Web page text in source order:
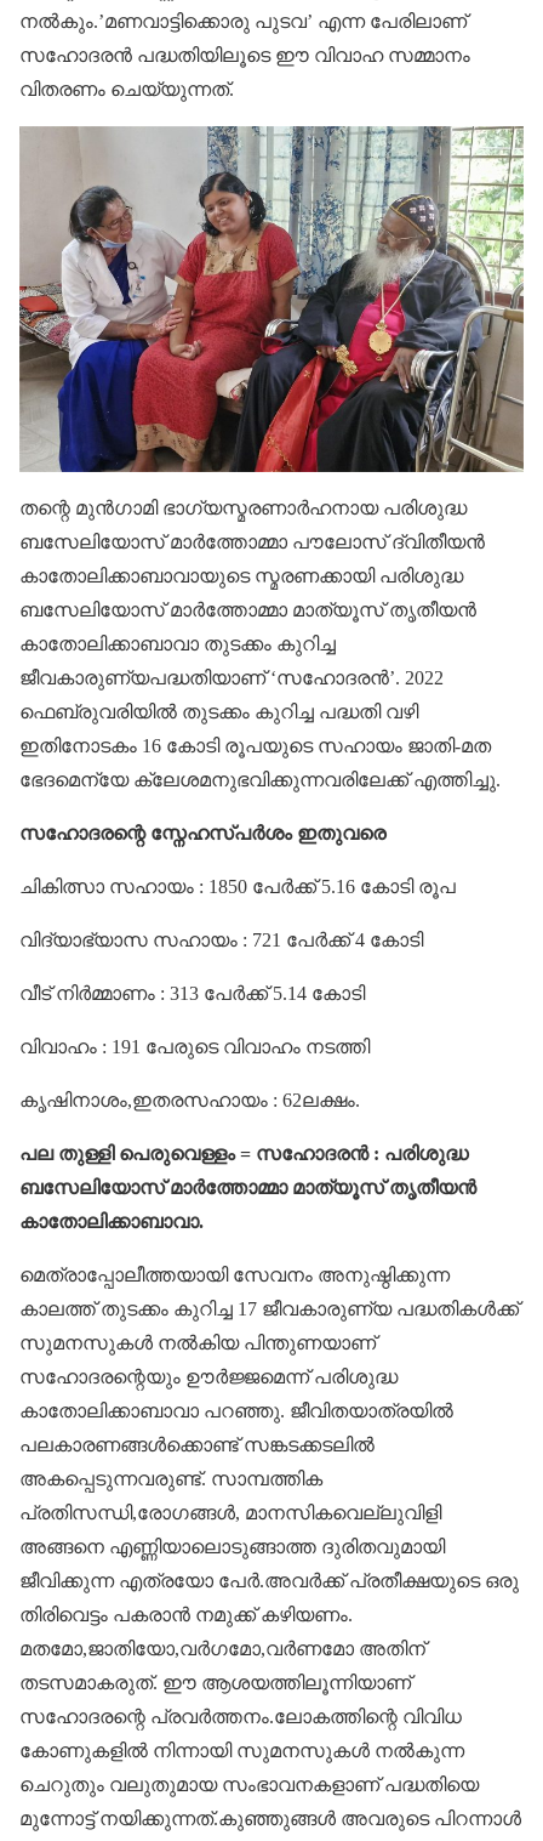
നൽകും.’മണവാട്ടിക്കൊരു പുടവ’ എന്ന പേരിലാണ്
സഹോദരൻ പദ്ധതിയിലൂടെ ഈ വിവാഹ സമ്മാനം
വിതരണം ചെയ്യുന്നത്.
തന്റെ മുൻ​ഗാമി ഭാ​ഗ്യസ്മരണാർഹനായ പരിശുദ്ധ
ബസേലിയോസ് മാർത്തോമ്മാ പൗലോസ് ദ്വിതീയൻ
കാതോലിക്കാബാവായുടെ സ്മരണക്കായി പരിശുദ്ധ
ബസേലിയോസ് മാർത്തോമ്മാ മാത്യൂസ് തൃതീയൻ
കാതോലിക്കാബാവാ തുടക്കം കുറിച്ച
ജീവകാരുണ്യപദ്ധതിയാണ് ‘സഹോദരൻ’. 2022
ഫെബ്രുവരിയിൽ തുടക്കം കുറിച്ച പദ്ധതി വഴി
ഇതിനോടകം 16 കോടി രൂപയുടെ സഹായം ജാതി-മത
ഭേദമെന്യേ ക്ലേശമനുഭവിക്കുന്നവരിലേക്ക് എത്തിച്ചു.
സഹോദരന്റെ സ്നേഹസ്പർശം ഇതുവരെ
ചികിത്സാ സഹായം : 1850 പേർക്ക് 5.16 കോടി രൂപ
വിദ്യാഭ്യാസ സഹായം : 721 പേർക്ക് 4 കോടി
വീട് നിർമ്മാണം : 313 പേർക്ക് 5.14 കോടി
വിവാഹം : 191 പേരുടെ വിവാഹം നടത്തി
കൃഷിനാശം,ഇതരസഹായം : 62ലക്ഷം.
പല തുള്ളി പെരുവെള്ളം = സഹോദരൻ : പരിശുദ്ധ
ബസേലിയോസ് മാർത്തോമ്മാ മാത്യൂസ് തൃതീയൻ
കാതോലിക്കാബാവാ.
മെത്രാപ്പോലീത്തയായി സേവനം അനുഷ്ഠിക്കുന്ന
കാലത്ത് തുടക്കം കുറിച്ച 17 ജീവകാരുണ്യ പദ്ധതികൾക്ക്
സുമനസുകൾ നൽകിയ പിന്തുണയാണ്
സഹോദരന്റെയും ഊർജ്ജമെന്ന് പരിശുദ്ധ
കാതോലിക്കാബാവാ പറഞ്ഞു. ജീവിതയാത്രയിൽ
പലകാരണങ്ങൾക്കൊണ്ട് സങ്കടക്കടലിൽ
അകപ്പെടുന്നവരുണ്ട്. സാമ്പത്തിക
പ്രതിസന്ധി,രോഗങ്ങൾ, മാനസികവെല്ലുവിളി
അങ്ങനെ എണ്ണിയാലൊടുങ്ങാത്ത ദുരിതവുമായി
ജീവിക്കുന്ന എത്രയോ പേർ.അവർക്ക് പ്രതീക്ഷയുടെ ഒരു
തിരിവെട്ടം പകരാൻ നമുക്ക് കഴിയണം.
മതമോ,ജാതിയോ,വർഗമോ,വർണമോ അതിന്
തടസമാകരുത്. ഈ ആശയത്തിലൂന്നിയാണ്
സഹോദരന്റെ പ്രവർത്തനം.ലോകത്തിന്റെ വിവിധ
കോണുകളിൽ നിന്നായി സുമനസുകൾ നൽകുന്ന
ചെറുതും വലുതുമായ സംഭാവനകളാണ് പദ്ധതിയെ
മുന്നോട്ട് നയിക്കുന്നത്.കുഞ്ഞുങ്ങൾ അവരുടെ പിറന്നാൾ